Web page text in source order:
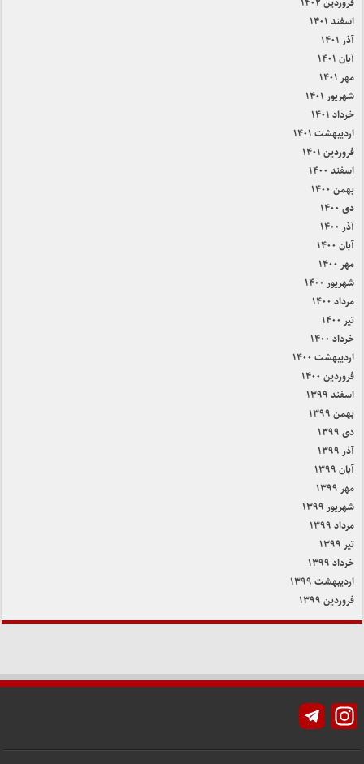
اسفند ۱۴۰۱
آذر ۱۴۰۱
آبان ۱۴۰۱
مهر ۱۴۰۱
شهریور ۱۴۰۱
خرداد ۱۴۰۱
اردیبهشت ۱۴۰۱
فروردین ۱۴۰۱
اسفند ۱۴۰۰
بهمن ۱۴۰۰
دی ۱۴۰۰
آذر ۱۴۰۰
آبان ۱۴۰۰
مهر ۱۴۰۰
شهریور ۱۴۰۰
مرداد ۱۴۰۰
تیر ۱۴۰۰
خرداد ۱۴۰۰
اردیبهشت ۱۴۰۰
فروردین ۱۴۰۰
اسفند ۱۳۹۹
بهمن ۱۳۹۹
دی ۱۳۹۹
آذر ۱۳۹۹
آبان ۱۳۹۹
مهر ۱۳۹۹
شهریور ۱۳۹۹
مرداد ۱۳۹۹
تیر ۱۳۹۹
خرداد ۱۳۹۹
اردیبهشت ۱۳۹۹
فروردین ۱۳۹۹
Instagram